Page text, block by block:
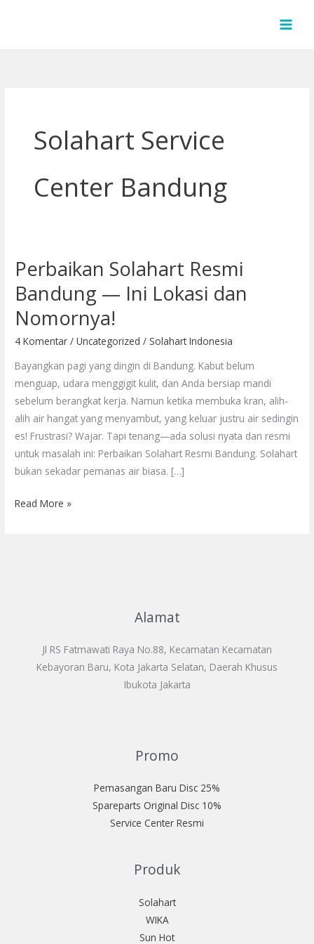
Solahart Service
Center Bandung
Perbaikan Solahart Resmi
Bandung — Ini Lokasi dan
Nomornya!
4 Komentar /Uncategorized / Solahart Indonesia
Bayangkan pagi yang dingin di Bandung. Kabut belum
menguap, udara menggigit kulit, dan Anda bersiap mandi
sebelum berangkat kerja. Namun ketika membuka kran, alih-
alih air hangat yang menyambut, yang keluar justru air sedingin
es! Frustrasi? Wajar. Tapi tenang—ada solusi nyata dan resmi
untuk masalah ini: Perbaikan Solahart Resmi Bandung. Solahart
bukan sekadar pemanas air biasa. […]
Perbaikan
Resmi
Bandung
— Ini
dan
Nomornya!
Read More »
Alamat
Jl RS Fatmawati Raya No.88, Kecamatan Kecamatan
Kebayoran Baru, Kota Jakarta Selatan, Daerah Khusus
Ibukota Jakarta
Promo
Pemasangan Baru Disc 25%
Spareparts Original Disc 10%
Service Center Resmi
Produk
Solahart
WIKA
Sun Hot